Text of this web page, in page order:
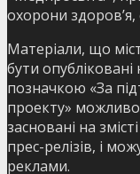
охорони
Матеріали, що
бути
позначкою «За
проекту»
засновані на
прес-релізів, і
реклами.